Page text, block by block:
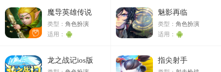
魔导英雄传说
类型： 角色扮演
适用：
魅影再临
类型：角色扮演
适用：
龙之战记ios版 指尖射手